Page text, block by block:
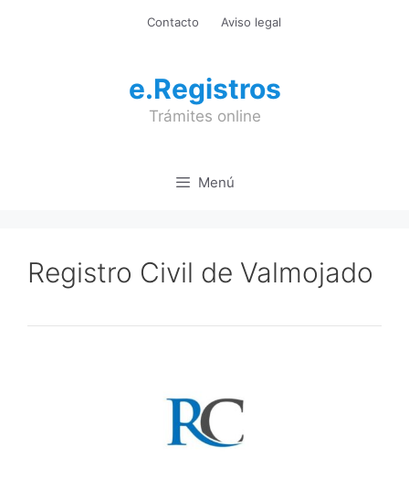
Contacto Aviso legal
e.Registros
Trámites online
Menú
Registro Civil de Valmojado